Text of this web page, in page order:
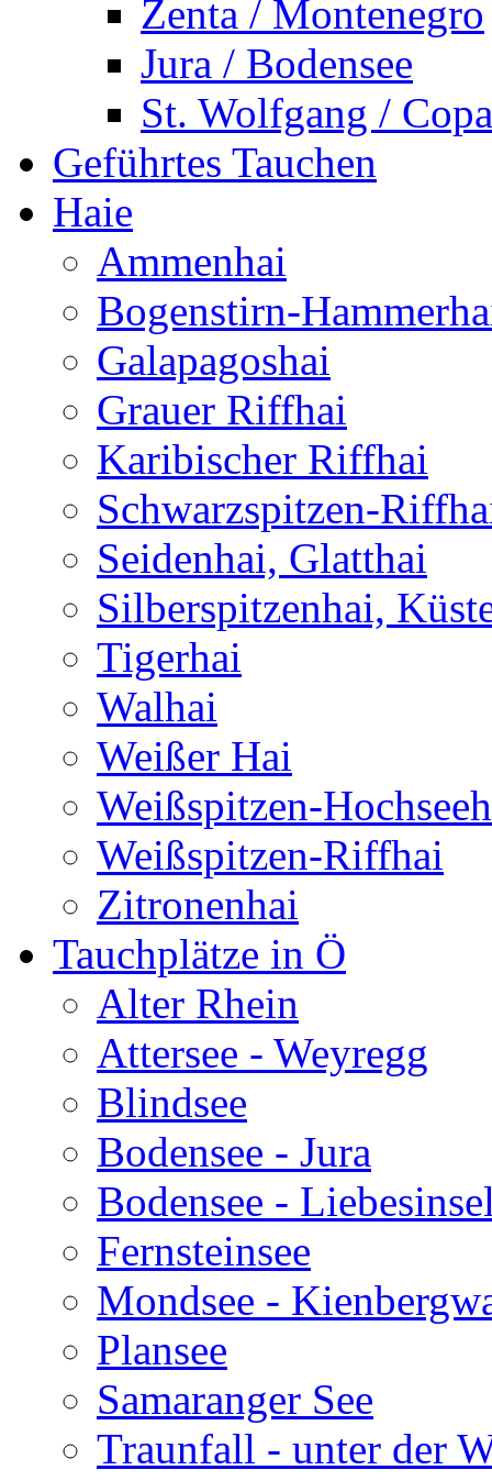
Zenta / Montenegro
Jura / Bodensee
St. Wolfgang /
Geführtes Tauchen
Haie
Ammenhai
Bogenstirn-
Galapagoshai
Grauer Riffhai
Karibischer Riffhai
Schwarzspitzen-
Seidenhai, Glatthai
Silberspitzenhai,
Tigerhai
Walhai
Weißer Hai
Weißspitzen-
Weißspitzen-Riffhai
Zitronenhai
Tauchplätze in Ö
Alter Rhein
Attersee - Weyregg
Blindsee
Bodensee - Jura
Bodensee -
Fernsteinsee
Mondsee -
Plansee
Samaranger See
Traunfall - unter der